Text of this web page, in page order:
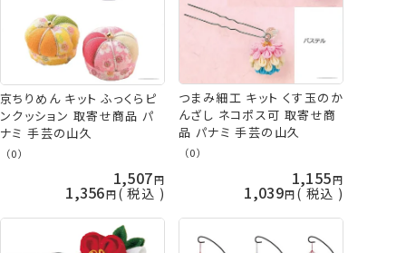
京ちりめん キット ふっくらピ
ンクッション 取寄せ商品 パ
ナミ 手芸の山久
（0）
1,507
1,356 税込
つまみ細工 キット くす玉のか
んざし ネコポス可 取寄せ商
品 パナミ 手芸の山久
（0）
1,155
1,039 税込